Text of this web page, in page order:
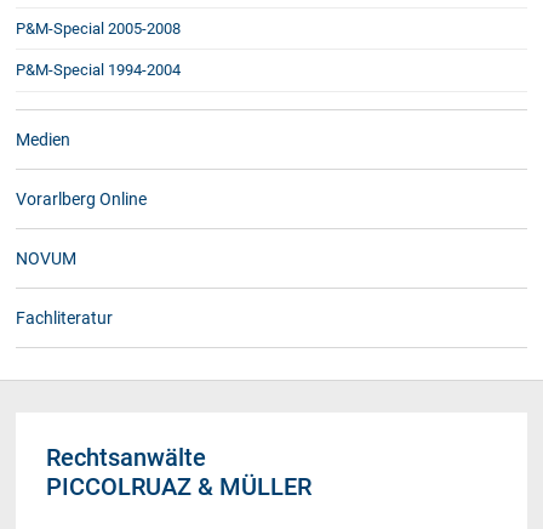
P&M-Special 2005-2008
P&M-Special 1994-2004
Medien
Vorarlberg Online
NOVUM
Fachliteratur
Rechtsanwälte
PICCOLRUAZ & MÜLLER